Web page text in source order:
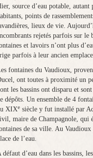
source d’eau potable,
points de
lieux de vie.
rejetés parfois sur le
et lavoirs n’ont plus
parfois à leur ancien
fontaines du Vaudioux,
ont toutes à proximité un
les bassins ont disparu et
dépôts. Un ensemble de 4
XIXe siècle y fut installé par
maire de Champagnole, qui
de sa ville. Au
de l’eau.
défaut d’eau dans les bassins,